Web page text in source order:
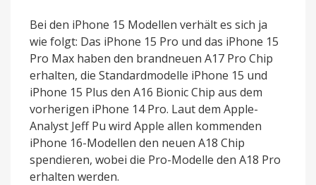
Bei den iPhone 15 Modellen verhält es sich ja
wie folgt: Das iPhone 15 Pro und das iPhone 15
Pro Max haben den brandneuen A17 Pro Chip
erhalten, die Standardmodelle iPhone 15 und
iPhone 15 Plus den A16 Bionic Chip aus dem
vorherigen iPhone 14 Pro. Laut dem Apple-
Analyst Jeff Pu wird Apple allen kommenden
iPhone 16-Modellen den neuen A18 Chip
spendieren, wobei die Pro-Modelle den A18 Pro
erhalten werden.